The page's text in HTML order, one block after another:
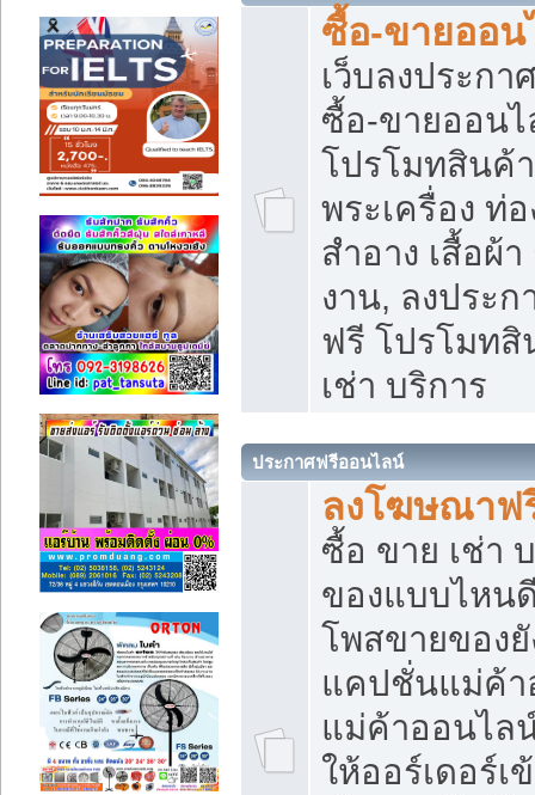
ซื้อ-ขายออน
เว็บลงประก
ซื้อ-ขายออน
โปรโมทสินค้
พระเครื่อง ท่อ
สำอาง เสื้อผ้
งาน, ลงประ
ฟรี โปรโมท
เช่า บริการ
ประกาศฟรีออนไลน์
ลงโฆษณาฟ
ซื้อ ขาย เช่า
ของแบบไหน
โพสขายของยั
แคปชั่นแม่ค้
แม่ค้าออนไล
ให้ออร์เดอร์เ